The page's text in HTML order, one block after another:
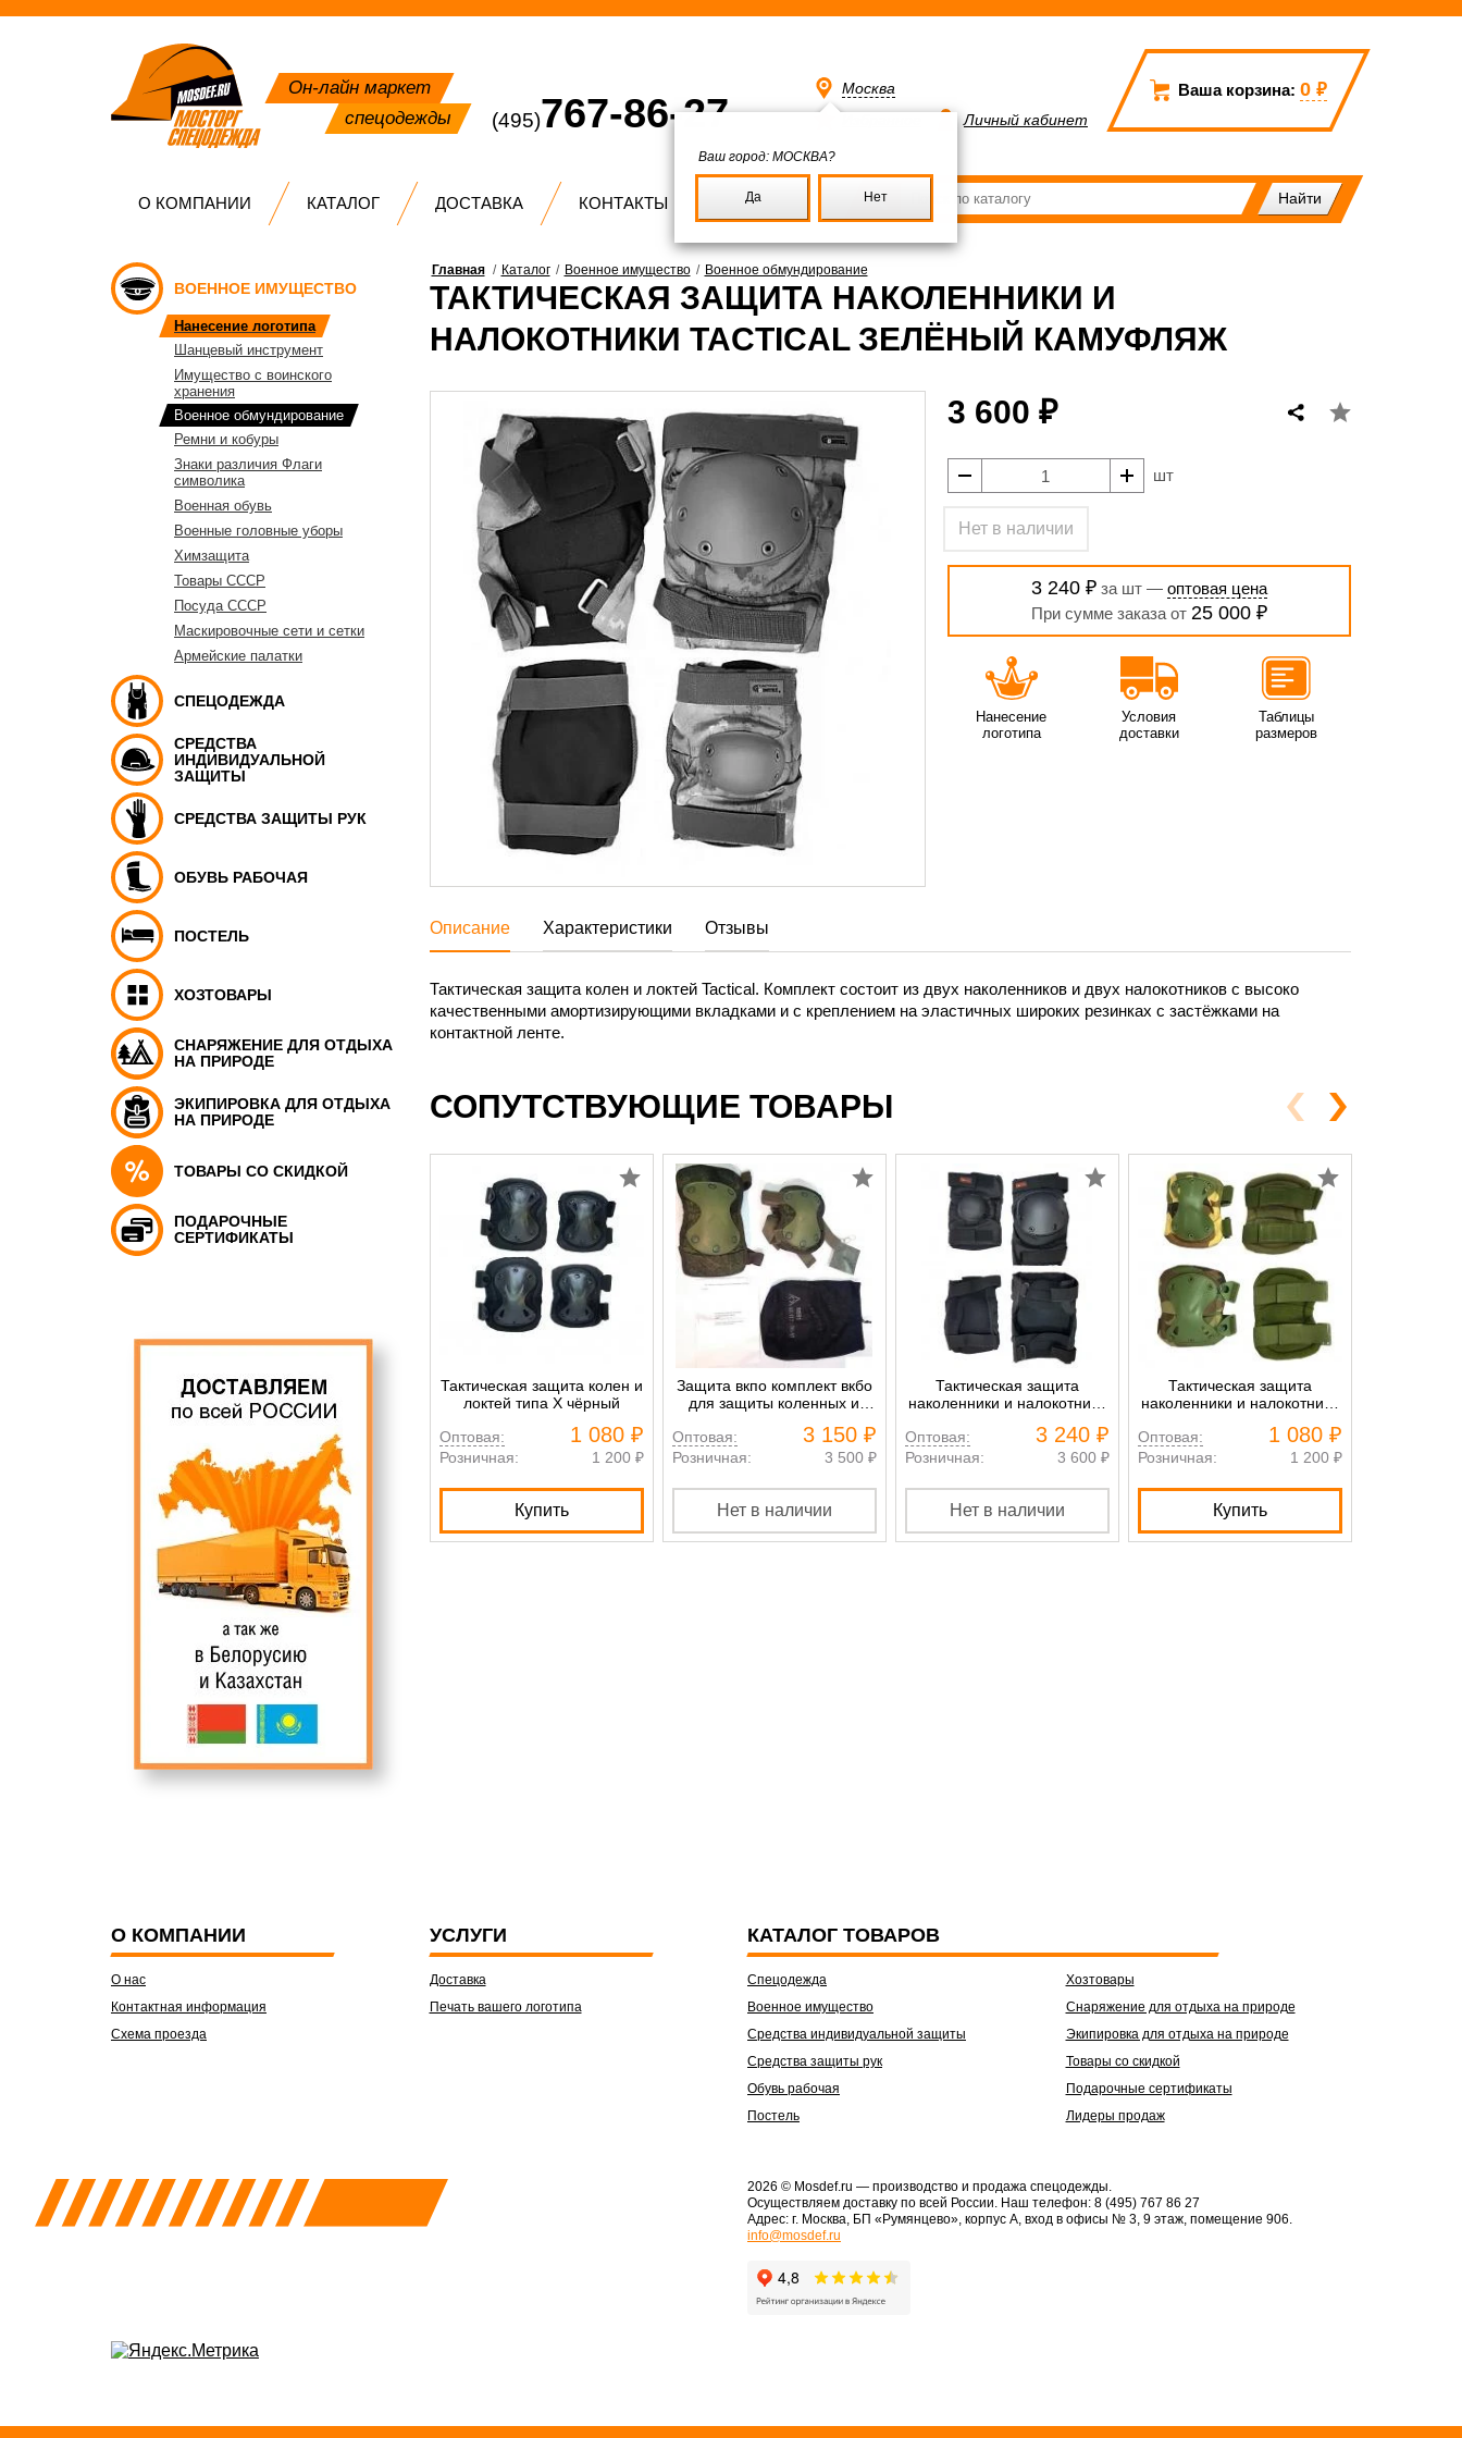
Он-лайн маркет
спецодежды
(495)767-86-27
Ваша корзина: 0 ₽
Москва
Ваш город: МОСКВА?
Да Нет
Личный кабинет
О КОМПАНИИ КАТАЛОГ ДОСТАВКА КОНТАКТЫ
ВОЕННОЕ ИМУЩЕСТВО
Нанесение логотипа
Шанцевый инструмент
Имущество с воинского
хранения
Военное обмундирование
Ремни и кобуры
Знаки различия Флаги
символика
Военная обувь
Военные головные уборы
Химзащита
Товары СССР
Посуда СССР
Маскировочные сети и сетки
Армейские палатки
СПЕЦОДЕЖДА
СРЕДСТВА
ИНДИВИДУАЛЬНОЙ
ЗАЩИТЫ
СРЕДСТВА ЗАЩИТЫ РУК
ОБУВЬ РАБОЧАЯ
ПОСТЕЛЬ
ХОЗТОВАРЫ
СНАРЯЖЕНИЕ ДЛЯ ОТДЫХА
НА ПРИРОДЕ
ЭКИПИРОВКА ДЛЯ ОТДЫХА
НА ПРИРОДЕ
ТОВАРЫ СО СКИДКОЙ
ПОДАРОЧНЫЕ
СЕРТИФИКАТЫ
Главная / Каталог / Военное имущество / Военное обмундирование
ТАКТИЧЕСКАЯ ЗАЩИТА НАКОЛЕННИКИ И
НАЛОКОТНИКИ TACTICAL ЗЕЛЁНЫЙ КАМУФЛЯЖ
3 600 ₽
шт
Нет в наличии
3 240 ₽за шт — оптовая цена
При сумме заказа от 25 000 ₽
Описание Характеристики Отзывы
Тактическая защита колен и локтей Tactical. Комплект состоит из двух наколенников и двух налокотников с высоко
качественными амортизирующими вкладками и с креплением на эластичных широких резинках с застёжками на
контактной ленте.
Нанесение
логотипа
Условия
доставки
Таблицы
размеров
СОПУТСТВУЮЩИЕ ТОВАРЫ
Тактическая защита колен и
локтей типа X чёрный
Оптовая:
1 080 ₽
Розничная: 1 200 ₽
Купить
Защита вкпо комплект вкбо
для защиты коленных и
Оптовая:
3 150 ₽
Розничная: 3 500 ₽
Нет в наличии
Тактическая защита
наколенники и налокотники
Оптовая:
3 240 ₽
Розничная: 3 600 ₽
Нет в наличии
Тактическая защита
наколенники и налокотники
Оптовая:
1 080 ₽
Розничная: 1 200 ₽
Купить
О КОМПАНИИ
О нас
Контактная информация
Схема проезда
УСЛУГИ
Доставка
Печать вашего логотипа
КАТАЛОГ ТОВАРОВ
Спецодежда
Военное имущество
Средства индивидуальной защиты
Средства защиты рук
Обувь рабочая
Постель
Хозтовары
Снаряжение для отдыха на природе
Экипировка для отдыха на природе
Товары со скидкой
Подарочные сертификаты
Лидеры продаж
2026 © Mosdef.ru — производство и продажа спецодежды.
Осуществляем доставку по всей России. Наш телефон: 8 (495) 767 86 27
Адрес: г. Москва, БП «Румянцево», корпус А, вход в офисы № 3, 9 этаж, помещение 906.
info@mosdef.ru